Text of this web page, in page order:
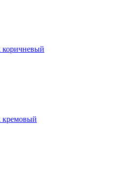
коричневый
кремовый